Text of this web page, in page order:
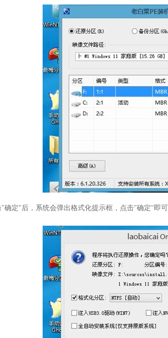
"确定"后，系统会弹出格式化提示框，点击"确定"即可